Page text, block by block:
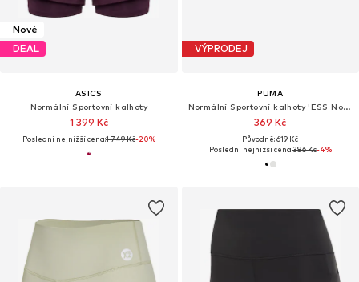
Nové
DEAL
ASICS
Normální Sportovní kalhoty
1 399 Kč
Poslední nejnižší cena:1 749 Kč-20%
VÝPRODEJ
PUMA
Normální Sportovní kalhoty 'ESS No. 1'
369 Kč
Původně: 619 Kč
Poslední nejnižší cena:386 Kč-4%